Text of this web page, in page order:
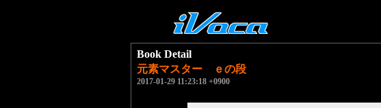
Book Detail
元素マスター ｅの段
2017-01-29 11:23:18 +0900